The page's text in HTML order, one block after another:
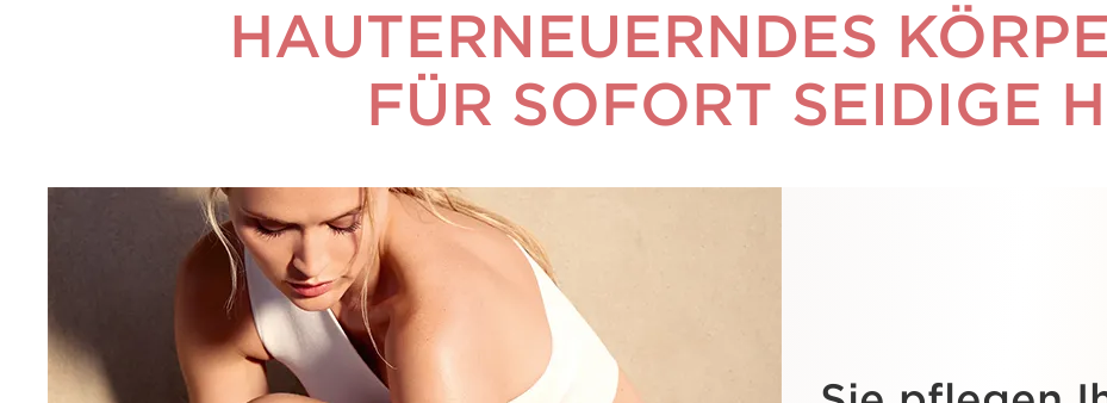
HAUTERNEUERNDES
FÜR SOFORT SEIDIGE